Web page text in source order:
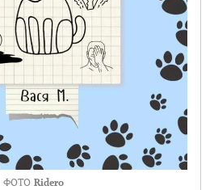
ФОТО Ridero